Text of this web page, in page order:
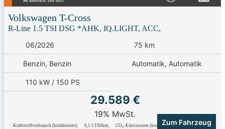
Volkswagen T-Cross
R-Line 1.5 TSI DSG *AHK, IQ.LIGHT, ACC,
06/2026
75 km
Benzin, Benzin Automatik, Automatik
110 kW / 150 PS
29.589 €
19% MwSt.
Kraftstoffverbrauch (kombiniert): 6,1 l/100km; CO2-Emissionen (kombiniert): 139.0 g/km;
Zum Fahrzeug